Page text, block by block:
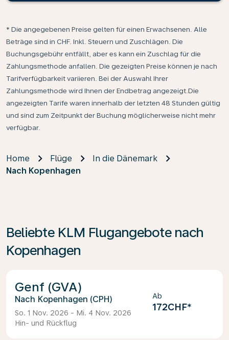
* Die angegebenen Preise gelten für einen Erwachsenen. Alle
Beträge sind in CHF. Inkl. Steuern und Zuschlägen. Die
Buchungsgebühr entfällt, aber es kann ein Zuschlag für die
Zahlungsmethode anfallen. Die gezeigten Preise können je nach
Tarifverfügbarkeit variieren. Bei der Auswahl Ihrer
Zahlungsmethode wird Ihnen der Endbetrag angezeigt.Die
angezeigten Tarife waren innerhalb der letzten 48 Stunden gültig
und sind zum Zeitpunkt der Buchung möglicherweise nicht mehr
verfügbar.
Home Flüge
In die Dänemark
Nach Kopenhagen
Beliebte KLM Flugangebote nach
Kopenhagen
Genf (GVA)
Kopenhagen (CPH)
So. 1 Nov. 2026 - Mi. 4 Nov. 2026
Hin- und Rückflug
Ab
172CHF*